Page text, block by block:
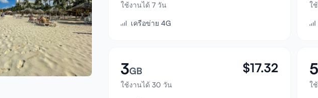
ใช้งานได้ 7 วัน
เครือข่าย 4G
ใ
3GB
ใช้งานได้ 30 วัน
$17.32 5
ใ